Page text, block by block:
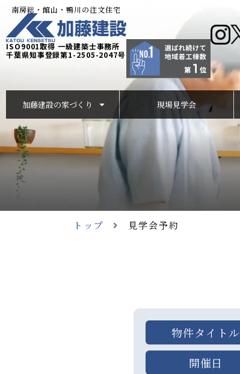
南房総・館山・鴨川の注文住宅
ISO9001取得 一級建築士事務所
千葉県知事登録第1-2505-2047号
加藤建設の家づくり 現場見学会
トップ 見学会予約
物件タイトル
開催日